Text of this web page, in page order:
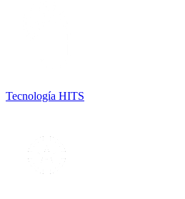
Tecnología HITS